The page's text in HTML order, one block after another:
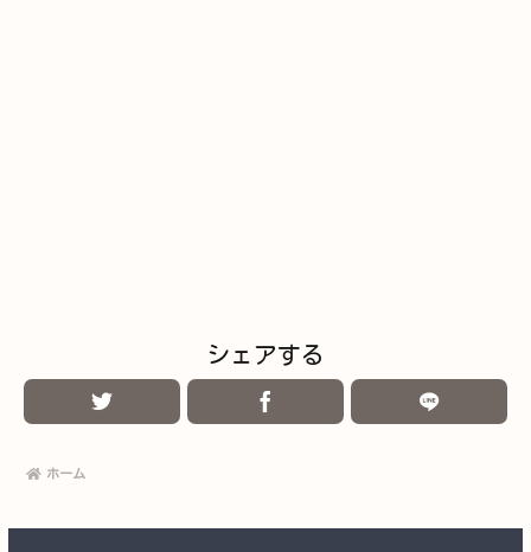
シェアする
ホーム